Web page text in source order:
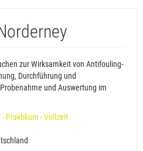
zur Wirksamkeit von Antifouling-
Durchführung und
und Auswertung im
Praktikum - Vollzeit